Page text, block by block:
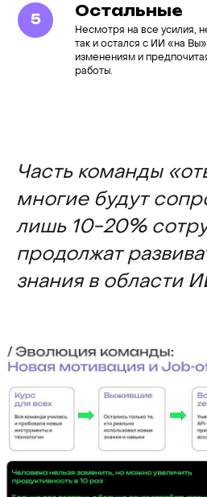
Остальные
Несмотря на все усилия,
так и остался с ИИ «на
изменениям и
работы.
Часть команды
многие будут
лишь 10-20%
продолжат
знания в области